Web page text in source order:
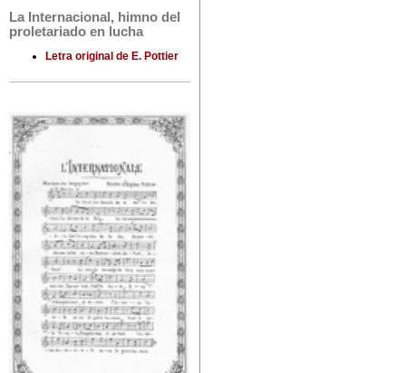
La Internacional, himno del
proletariado en lucha
Letra original de E. Pottier